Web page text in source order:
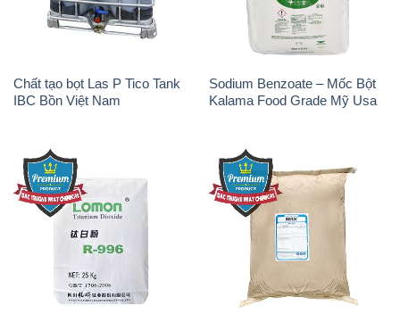
Oxit Titan KA100 – Tio2 Trung
Polymer Diafloc AP 120C
Mitsubishi Nhật Bản Japan